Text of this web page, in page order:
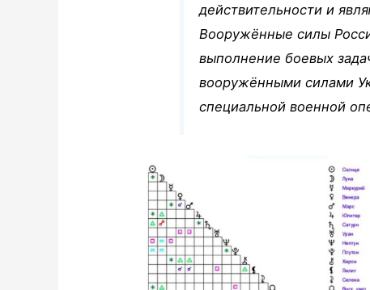
действительности и
Вооружённые силы
выполнение боевых
вооружёнными силами
специальной военной